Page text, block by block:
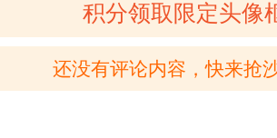
积分领取限定头像
还没有评论内容，快来抢